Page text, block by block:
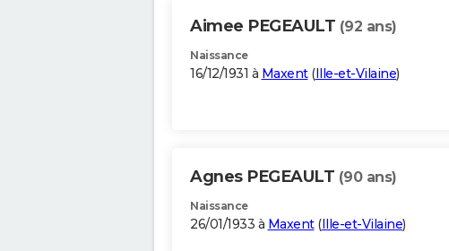
Aimee PEGEAULT (92 ans)
Naissance
16/12/1931 à Maxent(Ille-et-Vilaine)
Agnes PEGEAULT (90 ans)
Naissance
26/01/1933 à Maxent(Ille-et-Vilaine)